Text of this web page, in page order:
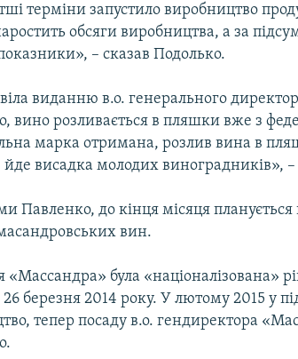
терміни запустило виробництво
обсяги виробництва, а за
– сказав Подолько.
виданню в.о. генерального
вино розливається в пляшки вже з
марка отримана, розлив вина в
висадка молодих виноградників»,
Павленко, до кінця місяця планується
вин.
«Массандра» була
26 березня 2014 року. У лютому 2015 у
тепер посаду в.о. гендиректора